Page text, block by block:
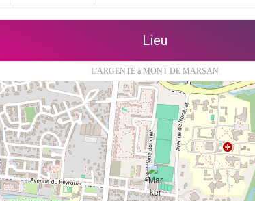
Lieu
L'ARGENTE à MONT DE MARSAN